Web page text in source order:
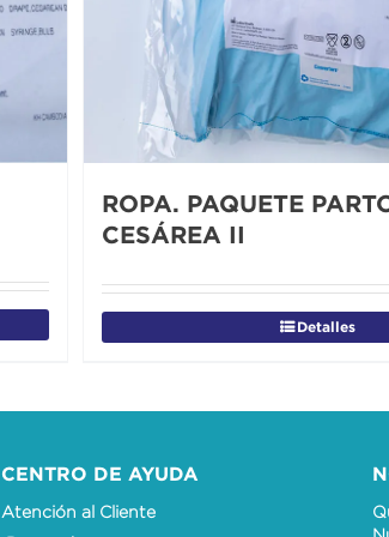
ROPA. PAQUETE
CESÁREA II
Detalles
CENTRO DE AYUDA
Atención al Cliente